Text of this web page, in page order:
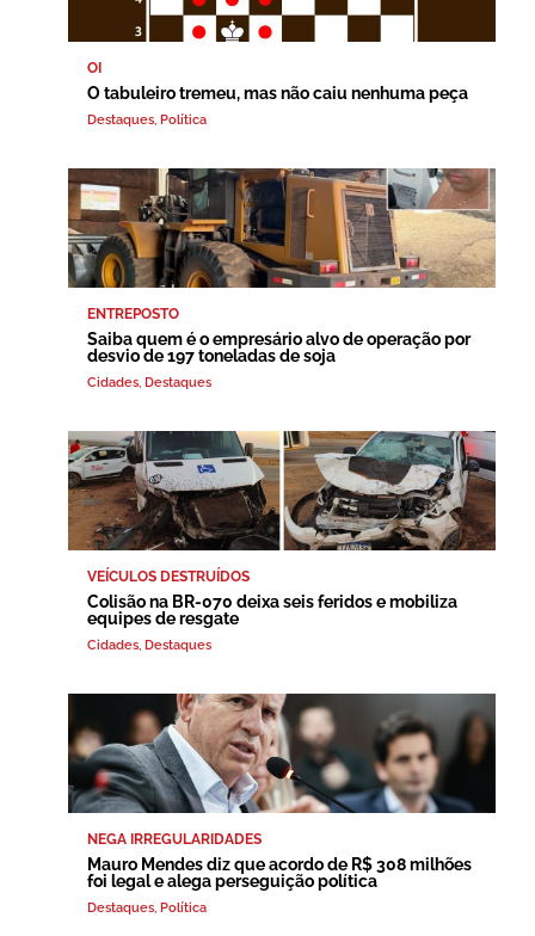
OI
O tabuleiro tremeu, mas não caiu nenhuma peça
Destaques, Política
ENTREPOSTO
Saiba quem é o empresário alvo de operação por
desvio de 197 toneladas de soja
Cidades, Destaques
VEÍCULOS DESTRUÍDOS
Colisão na BR-070 deixa seis feridos e mobiliza
equipes de resgate
Cidades, Destaques
NEGA IRREGULARIDADES
Mauro Mendes diz que acordo de R$ 308 milhões
foi legal e alega perseguição política
Destaques, Política